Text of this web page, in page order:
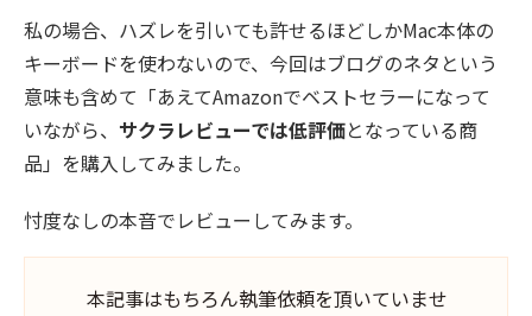
私の場合、ハズレを引いても許せるほどしかMac本体の
キーボードを使わないので、今回はブログのネタという
意味も含めて「あえてAmazonでベストセラーになって
いながら、 サクラレビューでは低評価となっている商
品」を購入してみました。
忖度なしの本音でレビューしてみます。
本記事はもちろん執筆依頼を頂いていませ